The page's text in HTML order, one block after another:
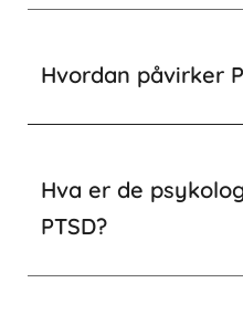
Hvordan påvirker
Hva er de
PTSD?